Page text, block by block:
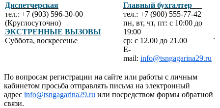
Диспетчерская
тел.: +7 (903) 596-30-00
(Круглосуточно)
ЭКСТРЕННЫЕ ВЫЗОВЫ
Суббота, воскресенье
Главный бухгалтер
тел.: +7 (900) 555-77-42
пн, вт, чт, пт: с 10:00 до
19:00
ср: с 12.00 до 21.00
E-
mail: info@tsngagarina29.ru
.
По вопросам регистрации на сайте или работы с личным
кабинетом просьба отправлять письма на электронный
адрес info@tsngagarina29.ru или посредством формы обратной
связи.